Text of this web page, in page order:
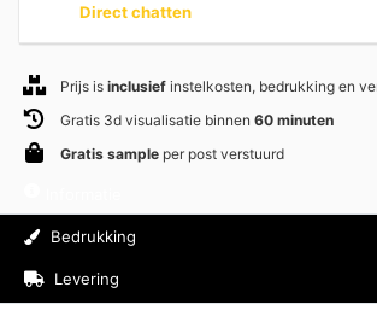
Direct chatten
Prijs is inclusief instelkosten, bedrukking en
Gratis 3d visualisatie binnen 60 minuten
Gratis sample per post verstuurd
Bedrukking
Levering